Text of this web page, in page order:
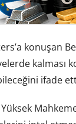
konuşan
kalması
ifade
Yüksek